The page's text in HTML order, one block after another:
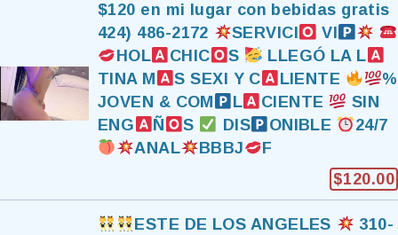
$120 en mi lugar con bebidas gratis
424) 486-2172
SERVICI
VI
HOL
CHIC S
LLEGÓ LA L
TINA M
S SEXI Y C LIENTE
%
JOVEN & COM
L CIENTE
SIN
ENG
Ñ S DIS ONIBLE
24/7
ANAL
BBBJ
F
$120.00
ESTE DE LOS ANGELES
310-